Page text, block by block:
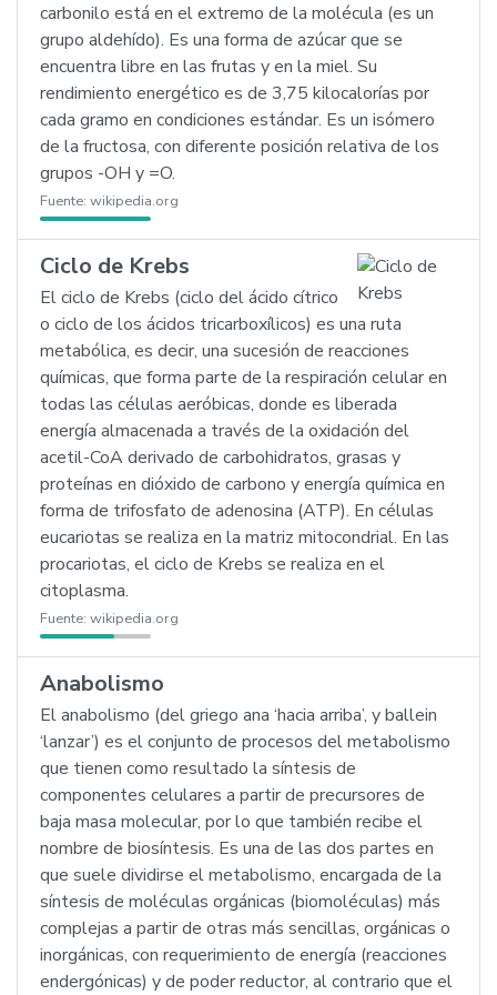
carbonilo está en el extremo de la molécula (es un
grupo aldehído). Es una forma de azúcar que se
encuentra libre en las frutas y en la miel. Su
rendimiento energético es de 3,75 kilocalorías por
cada gramo en condiciones estándar. Es un isómero
de la fructosa, con diferente posición relativa de los
grupos -OH y =O.
Fuente: wikipedia.org
Ciclo de Krebs
El ciclo de Krebs (ciclo del ácido cítrico
o ciclo de los ácidos tricarboxílicos) es una ruta
metabólica, es decir, una sucesión de reacciones
químicas, que forma parte de la respiración celular en
todas las células aeróbicas, donde es liberada
energía almacenada a través de la oxidación del
acetil-CoA derivado de carbohidratos, grasas y
proteínas en dióxido de carbono y energía química en
forma de trifosfato de adenosina (ATP). En células
eucariotas se realiza en la matriz mitocondrial. En las
procariotas, el ciclo de Krebs se realiza en el
citoplasma.
Fuente: wikipedia.org
Anabolismo
El anabolismo (del griego ana ‘hacia arriba’, y ballein
‘lanzar’) es el conjunto de procesos del metabolismo
que tienen como resultado la síntesis de
componentes celulares a partir de precursores de
baja masa molecular, por lo que también recibe el
nombre de biosíntesis. Es una de las dos partes en
que suele dividirse el metabolismo, encargada de la
síntesis de moléculas orgánicas (biomoléculas) más
complejas a partir de otras más sencillas, orgánicas o
inorgánicas, con requerimiento de energía (reacciones
endergónicas) y de poder reductor, al contrario que el